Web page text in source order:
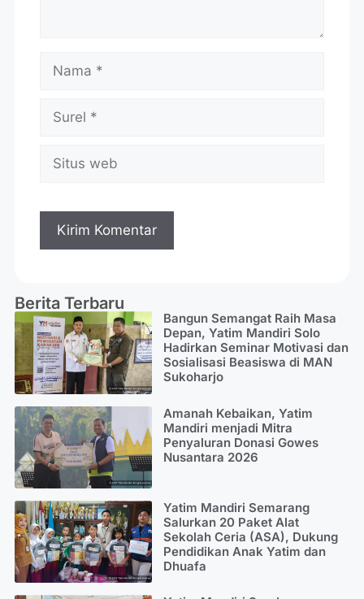
Berita Terbaru
Bangun Semangat Raih Masa
Depan, Yatim Mandiri Solo
Hadirkan Seminar Motivasi dan
Sosialisasi Beasiswa di MAN
Sukoharjo
Amanah Kebaikan, Yatim
Mandiri menjadi Mitra
Penyaluran Donasi Gowes
Nusantara 2026
Yatim Mandiri Semarang
Salurkan 20 Paket Alat
Sekolah Ceria (ASA), Dukung
Pendidikan Anak Yatim dan
Dhuafa